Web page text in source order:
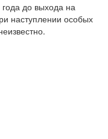
года до выхода на
наступлении особых